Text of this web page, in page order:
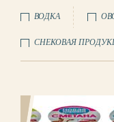
ВОДКА
СНЕКОВАЯ